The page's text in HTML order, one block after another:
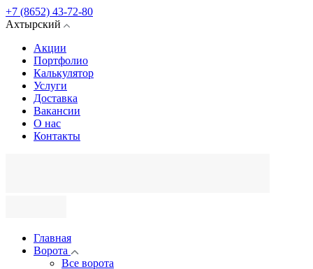
+7 (8652) 43-72-80
Ахтырский
Акции
Портфолио
Калькулятор
Услуги
Доставка
Вакансии
О нас
Контакты
Главная
Ворота
Все ворота